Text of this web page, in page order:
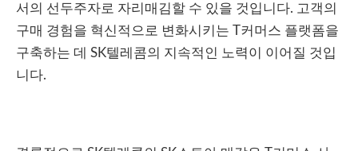
서의 선두주자로 자리매김할 수 있을 것입니다. 고객의
구매 경험을 혁신적으로 변화시키는 T커머스 플랫폼을
구축하는 데 SK텔레콤의 지속적인 노력이 이어질 것입
니다.